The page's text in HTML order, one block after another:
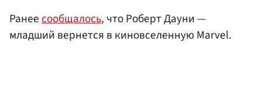
Ранеесообщалось, что Роберт Дауни —
младший вернется в киновселенную Marvel.